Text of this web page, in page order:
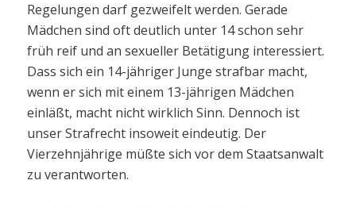
Regelungen darf gezweifelt werden. Gerade
Mädchen sind oft deutlich unter 14 schon sehr
früh reif und an sexueller Betätigung interessiert.
Dass sich ein 14-jähriger Junge strafbar macht,
wenn er sich mit einem 13-jährigen Mädchen
einläßt, macht nicht wirklich Sinn. Dennoch ist
unser Strafrecht insoweit eindeutig. Der
Vierzehnjährige müßte sich vor dem Staatsanwalt
zu verantworten.